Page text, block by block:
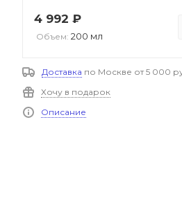
4 992 ₽
Объем: 200 мл
Доставка по Москве от 5 000
Хочу в подарок
Описание